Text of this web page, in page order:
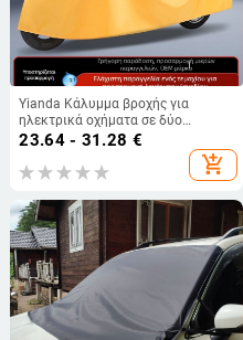
Yianda Κάλυμμα βροχής για
ηλεκτρικά οχήματα σε δύο
τροχούς, spunlace ύφασμα,
αδιάβροχο και ανθεκτικό στη
σκόνη, προστασία από τον ήλιο για
23.64 - 31.28 €
add_shopping_cart